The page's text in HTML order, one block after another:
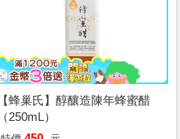
【蜂巢氏】醇釀造陳年蜂蜜醋
（250mL）